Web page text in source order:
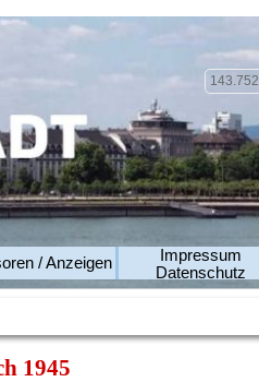
/ Anzeigen
Impressum
Datenschutz
143.752
1945